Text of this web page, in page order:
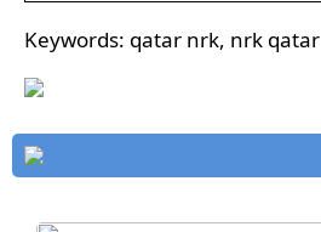
Keywords: qatar nrk, nrk qatar